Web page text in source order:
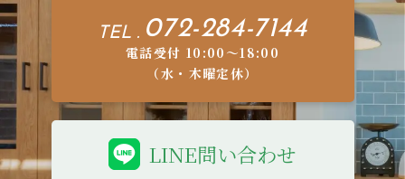
TEL . 072-284-7144
電話受付 10:00〜18:00
（水・木曜定休）
LINE問い合わせ